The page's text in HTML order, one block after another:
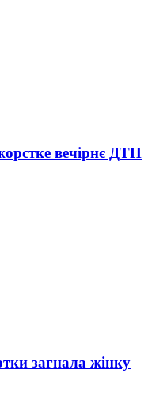
вечірнє ДТП
загнала жінку